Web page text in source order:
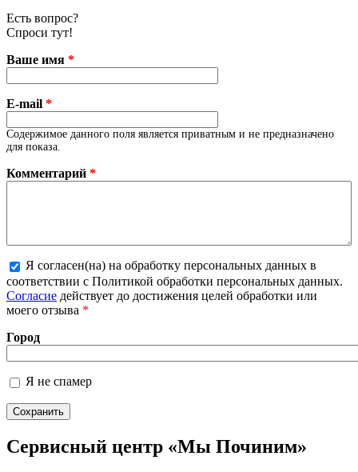
Есть вопрос?
Спроси тут!
Ваше имя *
E-mail *
Содержимое данного поля является приватным и не предназначено
для показа.
Комментарий *
Более подробная информация о текстовых
форматах
Я согласен(на) на обработку персональных данных в
соответствии с Политикой обработки персональных данных.
Согласие действует до достижения целей обработки или
моего отзыва *
Город
Я не спамер
Я спамер
Сервисный центр «Мы Починим»